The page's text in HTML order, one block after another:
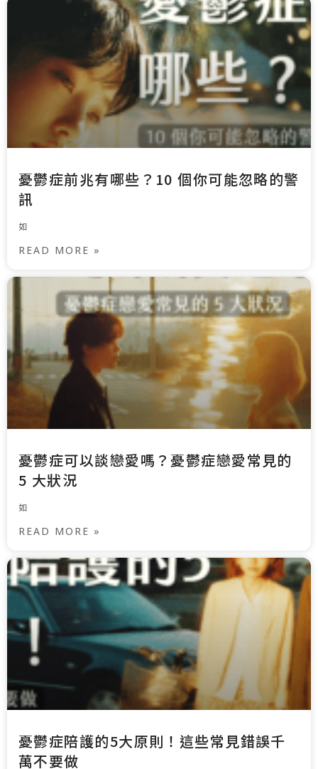
憂鬱症前兆有哪些？10 個你可能忽略的警
訊
如
READ MORE »
憂鬱症可以談戀愛嗎？憂鬱症戀愛常見的
5 大狀況
如
READ MORE »
憂鬱症陪護的5大原則！這些常見錯誤千
萬不要做